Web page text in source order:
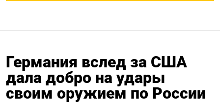
Германия вслед за США
дала добро на удары
своим оружием по России